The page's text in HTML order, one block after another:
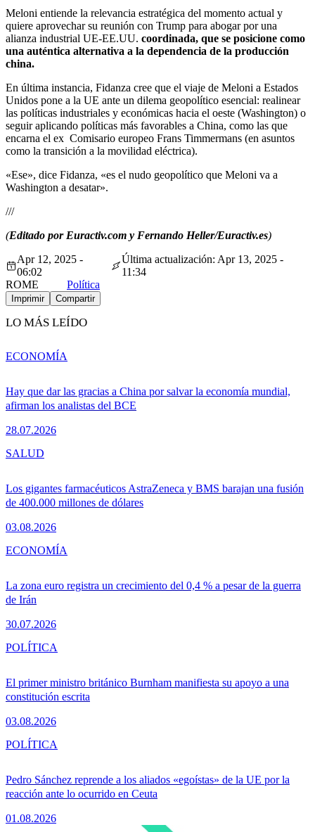
Meloni entiende la relevancia estratégica del momento actual y
quiere aprovechar su reunión con Trump para abogar por una
alianza industrial UE-EE.UU. coordinada, que se posicione como
una auténtica alternativa a la dependencia de la producción
china.
En última instancia, Fidanza cree que el viaje de Meloni a Estados
Unidos pone a la UE ante un dilema geopolítico esencial: realinear
las políticas industriales y económicas hacia el oeste (Washington) o
seguir aplicando políticas más favorables a China, como las que
encarna el ex Comisario europeo Frans Timmermans (en asuntos
como la transición a la movilidad eléctrica).
«Ese», dice Fidanza, «es el nudo geopolítico que Meloni va a
Washington a desatar».
///
(Editado por Euractiv.com y Fernando Heller/Euractiv.es)
Apr 12, 2025 -
06:02
Última actualización: Apr 13, 2025 -
11:34
ROME
Política
Imprimir Compartir
LO MÁS LEÍDO
Hay que dar las gracias a China por salvar la economía mundial,
afirman los analistas del BCE
28.07.2026
ECONOMÍA
Los gigantes farmacéuticos AstraZeneca y BMS barajan una fusión
de 400.000 millones de dólares
03.08.2026
SALUD
La zona euro registra un crecimiento del 0,4 % a pesar de la guerra
de Irán
30.07.2026
ECONOMÍA
El primer ministro británico Burnham manifiesta su apoyo a una
constitución escrita
03.08.2026
POLÍTICA
Pedro Sánchez reprende a los aliados «egoístas» de la UE por la
reacción ante lo ocurrido en Ceuta
01.08.2026
POLÍTICA